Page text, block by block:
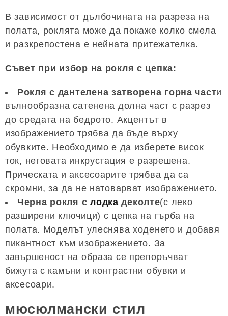
В зависимост от дълбочината на разреза на
полата, роклята може да покаже колко смела
и разкрепостена е нейната притежателка.
Съвет при избор на рокля с цепка:
Рокля с дантелена затворена горна части
вълнообразна сатенена долна част с разрез
до средата на бедрото. Акцентът в
изображението трябва да бъде върху
обувките. Необходимо е да изберете висок
ток, неговата инкрустация е разрешена.
Прическата и аксесоарите трябва да са
скромни, за да не натоварват изображението.
Черна рокля слодка деколте(с леко
разширени ключици) с цепка на гърба на
полата. Моделът улеснява ходенето и добавя
пикантност към изображението. За
завършеност на образа се препоръчват
бижута с камъни и контрастни обувки и
аксесоари.
мюсюлмански стил